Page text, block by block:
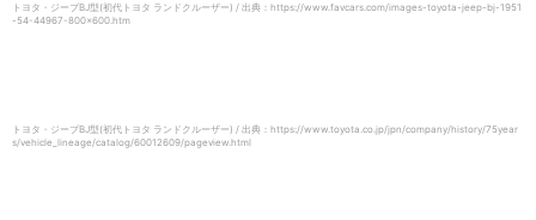
トヨタ・ジープBJ型(初代トヨタ ランドクルーザー) / 出典：https://www.favcars.com/images-toyota-jeep-bj-1951
-54-44967-800×600.htm
トヨタ・ジープBJ型(初代トヨタ ランドクルーザー) / 出典：https://www.toyota.co.jp/jpn/company/history/75year
s/vehicle_lineage/catalog/60012609/pageview.html